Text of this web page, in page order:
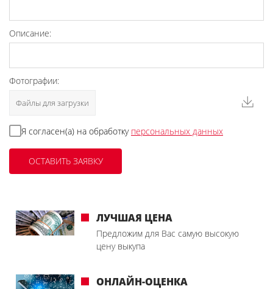
Описание:
Фотографии:
Файлы для загрузки
Я согласен(а) на обработку персональных данных
ЛУЧШАЯ ЦЕНА
Предложим для Вас самую высокую
цену выкупа
ОНЛАЙН-ОЦЕНКА